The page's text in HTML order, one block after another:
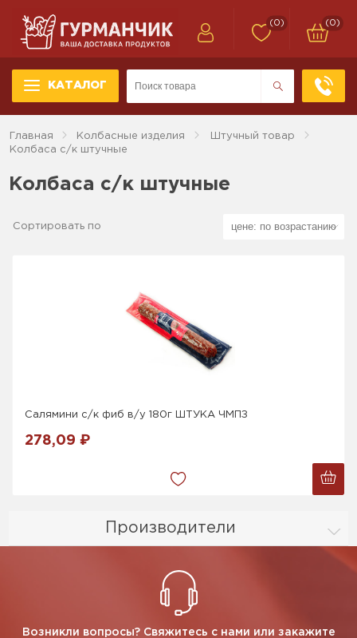
КАТАЛОГ
(0) (0)
Главная Колбасные изделия
Штучный товар
Колбаса с/к штучные
Производители
Колбаса с/к штучные
Сортировать по
Салямини с/к фиб в/у 180г ШТУКА ЧМПЗ
278,09 ₽
Возникли вопросы? Свяжитесь с нами или закажите